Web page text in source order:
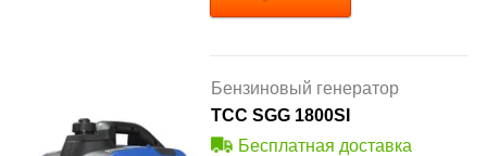
Бензиновый генератор
ТСС SGG 1800SI
Бесплатная доставка